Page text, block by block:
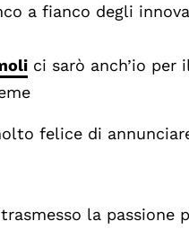
a fianco degli
ci sarò anch’io per
felice di
la passione